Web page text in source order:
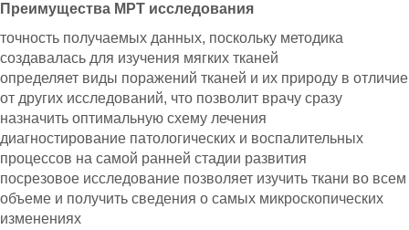
Преимущества МРТ исследования
точность получаемых данных, поскольку методика
создавалась для изучения мягких тканей
определяет виды поражений тканей и их природу в отличие
от других исследований, что позволит врачу сразу
назначить оптимальную схему лечения
диагностирование патологических и воспалительных
процессов на самой ранней стадии развития
посрезовое исследование позволяет изучить ткани во всем
объеме и получить сведения о самых микроскопических
изменениях